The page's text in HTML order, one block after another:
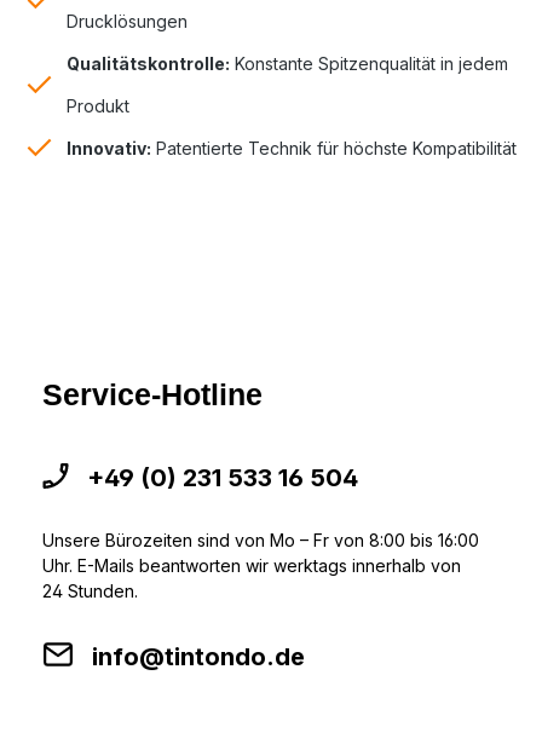
Drucklösungen
Qualitätskontrolle: Konstante Spitzenqualität in jedem
Produkt
Innovativ: Patentierte Technik für höchste Kompatibilität
Service-Hotline
+49 (0) 231 533 16 504
Unsere Bürozeiten sind von Mo – Fr von 8:00 bis 16:00
Uhr. E-Mails beantworten wir werktags innerhalb von
24 Stunden.
info@tintondo.de